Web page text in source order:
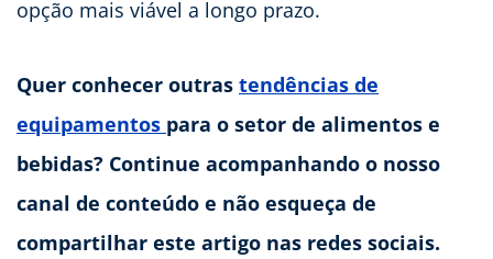
opção mais viável a longo prazo.
Quer conhecer outras tendências de
equipamentos para o setor de alimentos e
bebidas? Continue acompanhando o nosso
canal de conteúdo e não esqueça de
compartilhar este artigo nas redes sociais.